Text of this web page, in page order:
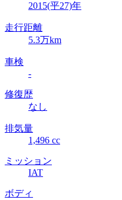
2015(平27)年
走行距離
5.3万km
車検
-
修復歴
なし
排気量
1,496 cc
ミッション
IAT
ボディ